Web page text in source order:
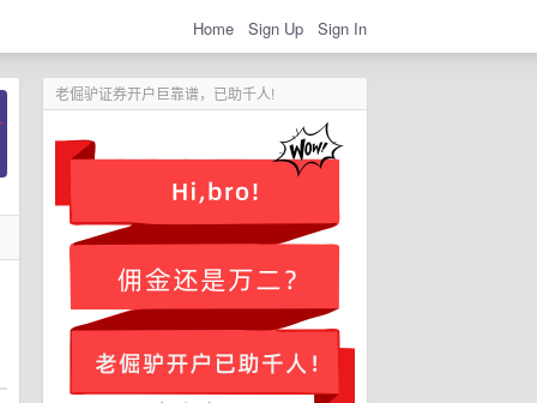
Home Sign Up Sign In
老倔驴证券开户巨靠谱，已助千人!